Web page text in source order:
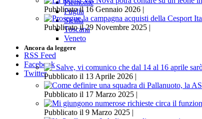
Piemonte
Puglia
Sicilia
Toscana
Veneto
RSS Feed
Facebook
Twitter
Pubblicato il 16 Gennaio 2026 |
Pubblicato il 29 Novembre 2025 |
Ancora da leggere
Pubblicato il 13 Aprile 2026 |
Pubblicato il 17 Marzo 2025 |
Pubblicato il 9 Marzo 2025 |